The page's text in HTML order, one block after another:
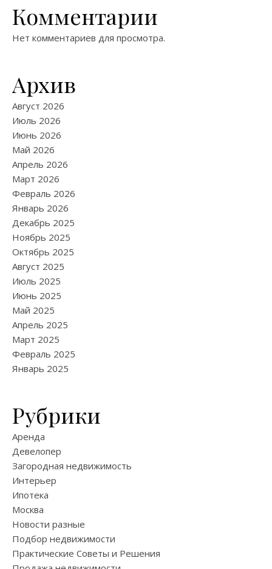
Комментарии
Нет комментариев для просмотра.
Архив
Август 2026
Июль 2026
Июнь 2026
Май 2026
Апрель 2026
Март 2026
Февраль 2026
Январь 2026
Декабрь 2025
Ноябрь 2025
Октябрь 2025
Август 2025
Июль 2025
Июнь 2025
Май 2025
Апрель 2025
Март 2025
Февраль 2025
Январь 2025
Рубрики
Аренда
Девелопер
Загородная недвижимость
Интерьер
Ипотека
Москва
Новости разные
Подбор недвижимости
Практические Советы и Решения